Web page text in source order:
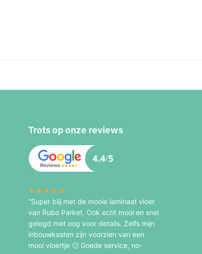
Trots op onze reviews
★★★★★
“Super blij met de mooie laminaat vloer
van Rubo Parket. Ook echt mooi en snel
gelegd met oog voor details. Zelfs mijn
inbouwkasten zijn voorzien van een
mooi vloertje 🙂 Goede service, no-